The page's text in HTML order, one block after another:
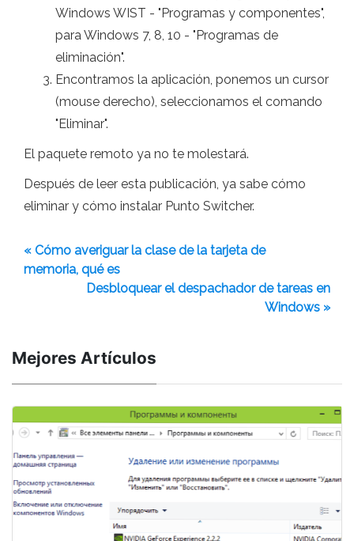
Windows WIST - "Programas y componentes",
para Windows 7, 8, 10 - "Programas de
eliminación".
Encontramos la aplicación, ponemos un cursor
(mouse derecho), seleccionamos el comando
"Eliminar".
El paquete remoto ya no te molestará.
Después de leer esta publicación, ya sabe cómo
eliminar y cómo instalar Punto Switcher.
« Cómo averiguar la clase de la tarjeta de
memoria, qué es
Desbloquear el despachador de tareas en
Windows »
Mejores Artículos